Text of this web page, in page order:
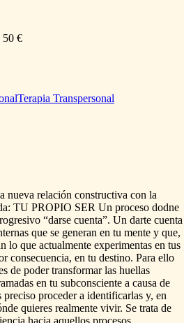
50 €
Terapia Transpersonal
nueva relación constructiva con la
TU PROPIO SER Un proceso dodne
“darse cuenta”. Un darte cuenta
que se generan en tu mente y que,
lo que actualmente experimentas en tus
consecuencia, en tu destino. Para ello
de poder transformar las huellas
en tu subconsciente a causa de
preciso proceder a identificarlas y, en
quieres realmente vivir. Se trata de
hacia aquellos procesos